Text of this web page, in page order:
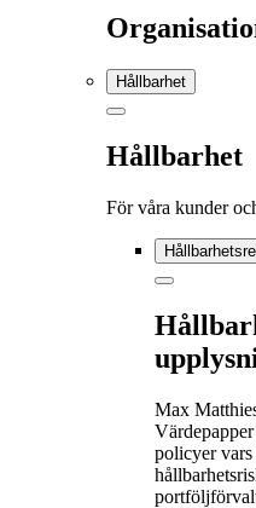
Hållbarhet
Hållbarhet
För våra kunder
Max
policyer vars